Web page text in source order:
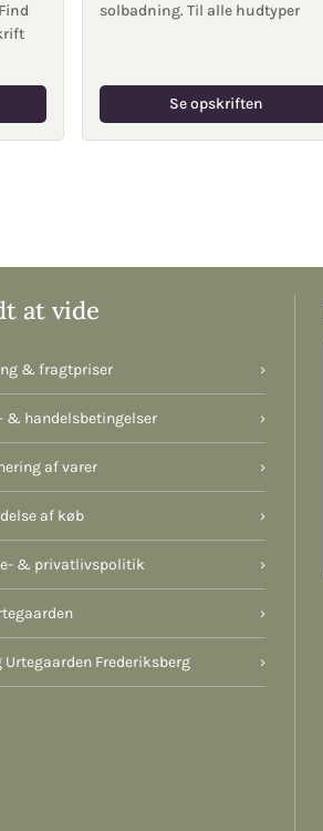
solbadning. Til alle hudtyper
Se opskriften
at vide
& fragtpriser ›
& handelsbetingelser ›
af varer ›
af køb ›
& privatlivspolitik ›
›
Urtegaarden Frederiksberg ›